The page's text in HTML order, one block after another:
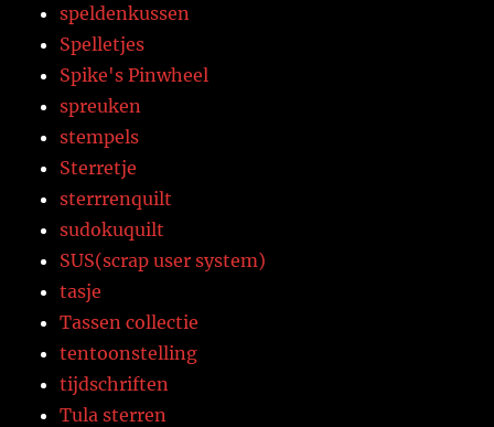
speldenkussen
Spelletjes
Spike's Pinwheel
spreuken
stempels
Sterretje
sterrrenquilt
sudokuquilt
SUS(scrap user system)
tasje
Tassen collectie
tentoonstelling
tijdschriften
Tula sterren